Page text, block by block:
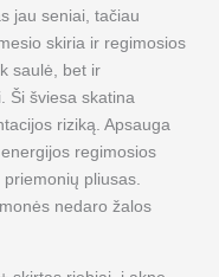
jau seniai, tačiau
skiria ir regimosios
saulė, bet ir
Ši šviesa skatina
riziką. Apsauga
regimosios
priemonių pliusas.
nedaro žalos